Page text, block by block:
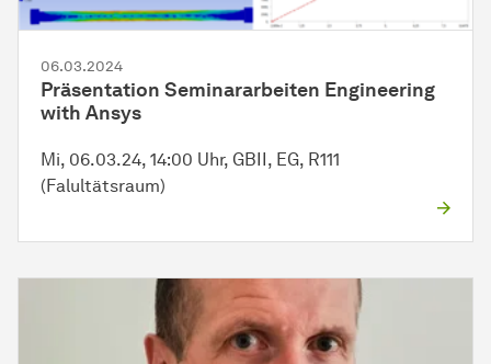
06.03.2024
Präsentation Seminararbeiten Engineering
with Ansys
Mi, 06.03.24, 14:00 Uhr, GBII, EG, R111
(Falultätsraum)